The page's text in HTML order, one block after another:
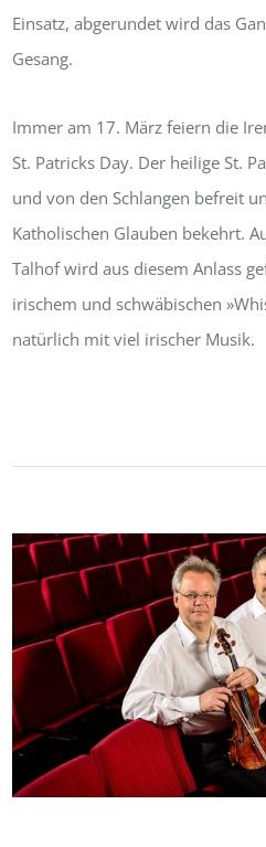
Einsatz, abgerundet wird das
Gesang.
Immer am 17. März feiern die
St. Patricks Day. Der heilige St.
und von den Schlangen befreit
Katholischen Glauben bekehrt.
Talhof wird aus diesem Anlass
irischem und schwäbischen
natürlich mit viel irischer Musik.